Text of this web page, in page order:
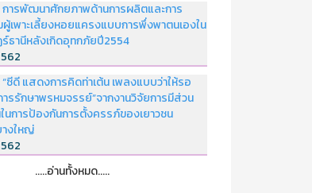
การพัฒนาศักยภาพด้านการผลิตและการ
เพาะเลี้ยงหอยแครงแบบการพึ่งพาตนเองใน
ธานีหลังเกิดอุทกภัยปี2554
“ซีดี แสดงการคิดท่าเต้น เพลงแบบว่าให้รอ
ารรักษาพรหมจรรย์”จากงานวิจัยการมีส่วน
นการป้องกันการตั้งครรภ์ของเยาวชน
างใหญ่
.....อ่านทั้งหมด.....